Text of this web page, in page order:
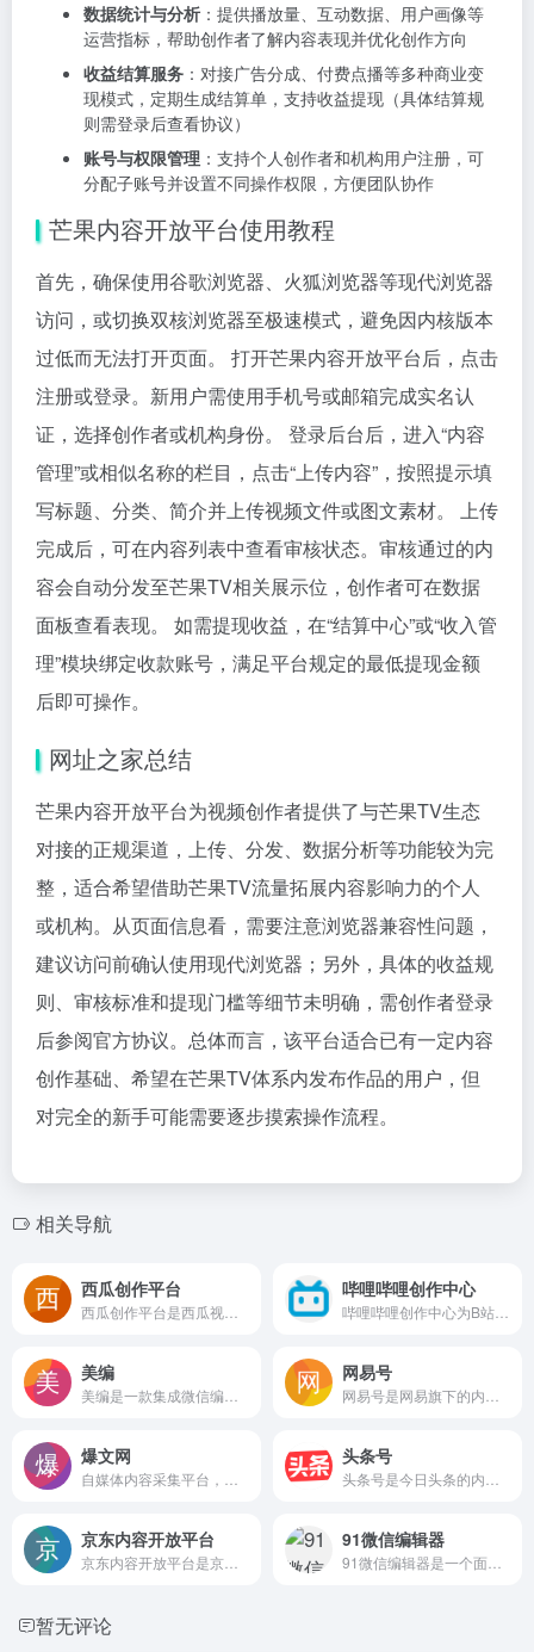
数据统计与分析 ：提供播放量、互动数据、用户画像等
运营指标，帮助创作者了解内容表现并优化创作方向
收益结算服务 ：对接广告分成、付费点播等多种商业变
现模式，定期生成结算单，支持收益提现（具体结算规
则需登录后查看协议）
账号与权限管理 ：支持个人创作者和机构用户注册，可
分配子账号并设置不同操作权限，方便团队协作
芒果内容开放平台使用教程
首先，确保使用谷歌浏览器、火狐浏览器等现代浏览器
访问，或切换双核浏览器至极速模式，避免因内核版本
过低而无法打开页面。 打开芒果内容开放平台后，点击
注册或登录。新用户需使用手机号或邮箱完成实名认
证，选择创作者或机构身份。 登录后台后，进入“内容
管理”或相似名称的栏目，点击“上传内容”，按照提示填
写标题、分类、简介并上传视频文件或图文素材。 上传
完成后，可在内容列表中查看审核状态。审核通过的内
容会自动分发至芒果TV相关展示位，创作者可在数据
面板查看表现。 如需提现收益，在“结算中心”或“收入管
理”模块绑定收款账号，满足平台规定的最低提现金额
后即可操作。
网址之家总结
芒果内容开放平台为视频创作者提供了与芒果TV生态
对接的正规渠道，上传、分发、数据分析等功能较为完
整，适合希望借助芒果TV流量拓展内容影响力的个人
或机构。从页面信息看，需要注意浏览器兼容性问题，
建议访问前确认使用现代浏览器；另外，具体的收益规
则、审核标准和提现门槛等细节未明确，需创作者登录
后参阅官方协议。总体而言，该平台适合已有一定内容
创作基础、希望在芒果TV体系内发布作品的用户，但
对完全的新手可能需要逐步摸索操作流程。
相关导航
西瓜创作平台 哔哩哔哩创作中心
美编 网易号
爆文网 头条号
京东内容开放平台 91微信编辑器
暂无评论